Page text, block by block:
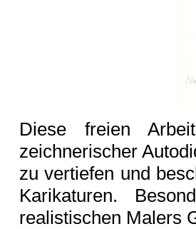
Diese freien
zeichnerischer
zu vertiefen und
Karikaturen.
realistischen Malers